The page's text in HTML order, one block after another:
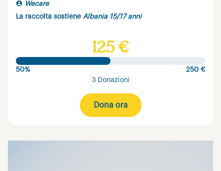
Wecare
La raccolta sostiene Albania 15/17 anni
125 €
50%
250 €
3 Donazioni
Dona ora